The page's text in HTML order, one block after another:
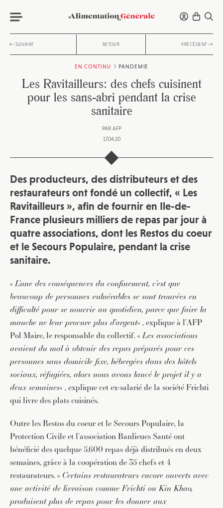
SUIVANT RETOUR PRÉCÉDENT
EN CONTINU PANDÉMIE
Les Ravitailleurs: des chefs cuisinent
pour les sans-abri pendant la crise
sanitaire
PAR AFP
17.04.20
Des producteurs, des distributeurs et des
restaurateurs ont fondé un collectif, « Les
Ravitailleurs », afin de fournir en Ile-de-
France plusieurs milliers de repas par jour à
quatre associations, dont les Restos du coeur
et le Secours Populaire, pendant la crise
sanitaire.
«L’une des conséquences du confinement, c’est que
beaucoup de personnes vulnérables se sont trouvées en
difficulté pour se nourrir au quotidien, parce que faire la
manche ne leur procure plus d’argent« , explique à l’AFP
Pol Maire, le responsable du collectif. «Les associations
avaient du mal à obtenir des repas préparés pour ces
personnes sans domicile fixe, hébergées dans des hôtels
sociaux, réfugiées, alors nous avons lancé le projet il y a
deux semaines« , explique cet ex-salarié de la société Frichti
qui livre des plats cuisinés.
Outre les Restos du coeur et le Secours Populaire, la
Protection Civile et l’association Banlieues Santé ont
bénéficié des quelque 5.600 repas déjà distribués en deux
semaines, grâce à la coopération de 35 chefs et 4
restaurateurs. « Certains restaurateurs encore ouverts avec
une activité de livraison comme Frichti ou Kin Khao,
produisent plus de repas pour les donner aux